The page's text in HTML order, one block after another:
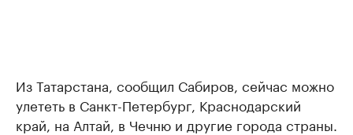
Из Татарстана, сообщил Сабиров, сейчас можно
улететь в Санкт-Петербург, Краснодарский
край, на Алтай, в Чечню и другие города страны.